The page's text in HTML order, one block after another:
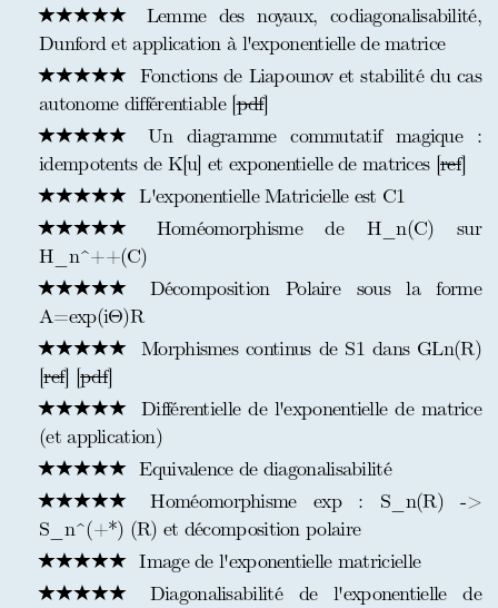
Lemme des noyaux, codiagonalisabilité,
Dunford et application à l'exponentielle de matrice
Fonctions de Liapounov et stabilité du cas
autonome différentiable [pdf]
Un diagramme commutatif magique :
idempotents de K[u] et exponentielle de matrices [ref]
L'exponentielle Matricielle est C1
Homéomorphisme de H_n(C) sur
H_n^++(C)
Décomposition Polaire sous la forme
A=exp(iΘ)R
Morphismes continus de S1 dans GLn(R)
[ref] [pdf]
Différentielle de l'exponentielle de matrice
(et application)
Equivalence de diagonalisabilité
Homéomorphisme exp : S_n(R) ->
S_n^(+*) (R) et décomposition polaire
Image de l'exponentielle matricielle
Diagonalisabilité de l'exponentielle de